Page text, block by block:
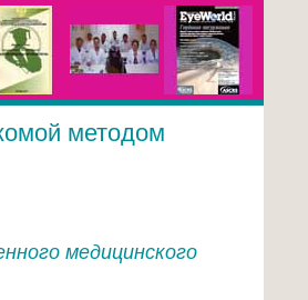
методом
медицинского